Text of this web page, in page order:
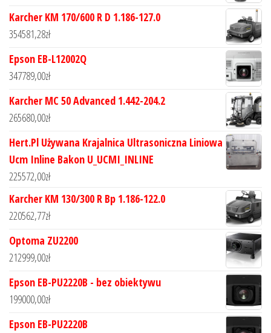
Karcher KM 170/600 R D 1.186-127.0
354581,28zł
Epson EB-L12002Q
347789,00zł
Karcher MC 50 Advanced 1.442-204.2
265680,00zł
Hert.Pl Używana Krajalnica Ultrasoniczna Liniowa
Ucm Inline Bakon U_UCMI_INLINE
225572,00zł
Karcher KM 130/300 R Bp 1.186-122.0
220562,77zł
Optoma ZU2200
212999,00zł
Epson EB-PU2220B - bez obiektywu
199000,00zł
Epson EB-PU2220B